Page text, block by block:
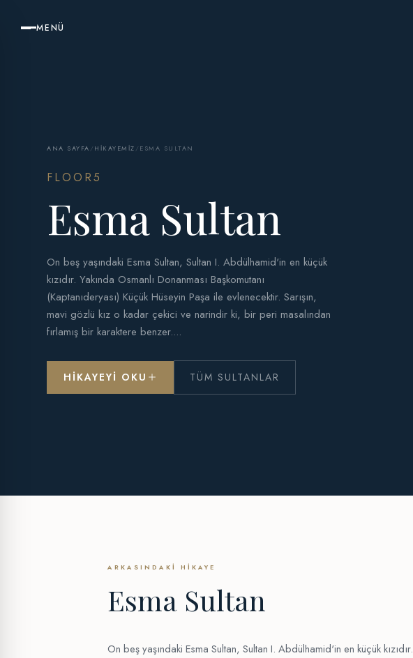
MENÜ
ANA SAYFA / HIKAYEMIZ / ESMA SULTAN
FLOOR5
Esma Sultan
On beş yaşındaki Esma Sultan, Sultan I. Abdülhamid'in en küçük
kızıdır. Yakında Osmanlı Donanması Başkomutanı
(Kaptanıderyası) Küçük Hüseyin Paşa ile evlenecektir. Sarışın,
mavi gözlü kız o kadar çekici ve narindir ki, bir peri masalından
fırlamış bir karaktere benzer....
HIKAYEYI OKU TÜM SULTANLAR
ARKASINDAKI HIKAYE
Esma Sultan
On beş yaşındaki Esma Sultan, Sultan I. Abdülhamid'in en küçük kızıdır.